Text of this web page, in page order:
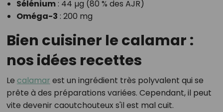
Sélénium: 44 µg (80 % des AJR)
Oméga-3 : 200 mg
Bien cuisiner le calamar :
nos idées recettes
Le calamar est un ingrédient très polyvalent qui se
prête à des préparations variées. Cependant, il peut
vite devenir caoutchouteux s'il est mal cuit.